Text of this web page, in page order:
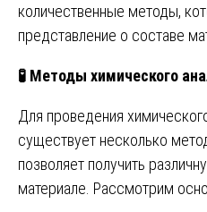
количественные методы,
представление о составе
🧪 Методы химического
Для проведения
существует несколько
позволяет получить
материале. Рассмотрим